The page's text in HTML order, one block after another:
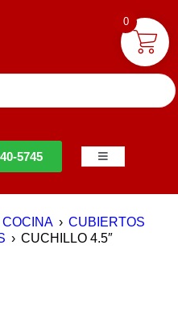
5745
COCINA › CUBIERTOS
› CUCHILLO 4.5″
0